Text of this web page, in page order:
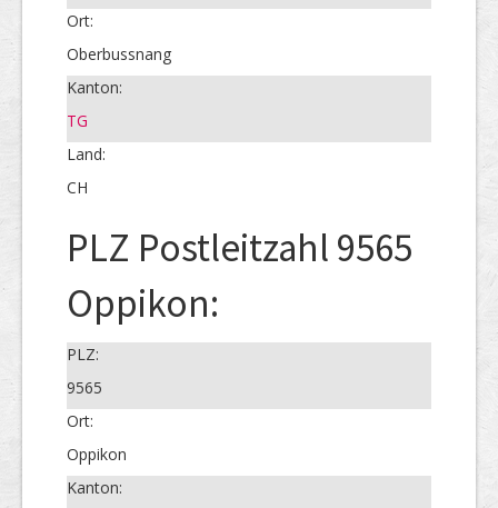
Ort:
Oberbussnang
Kanton:
TG
Land:
CH
PLZ Postleitzahl 9565
Oppikon:
PLZ:
9565
Ort:
Oppikon
Kanton: